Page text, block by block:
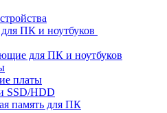
ПК и ноутбуков
для ПК и ноутбуков
платы
SSD/HDD
память для ПК